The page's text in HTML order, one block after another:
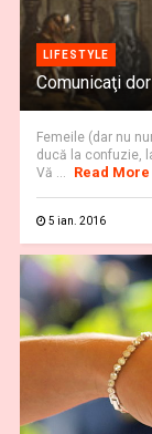
LIFESTYLE
Comunicaţi
Femeile (dar nu
ducă la confuzie,
Vă ...
Read More
5 ian. 2016